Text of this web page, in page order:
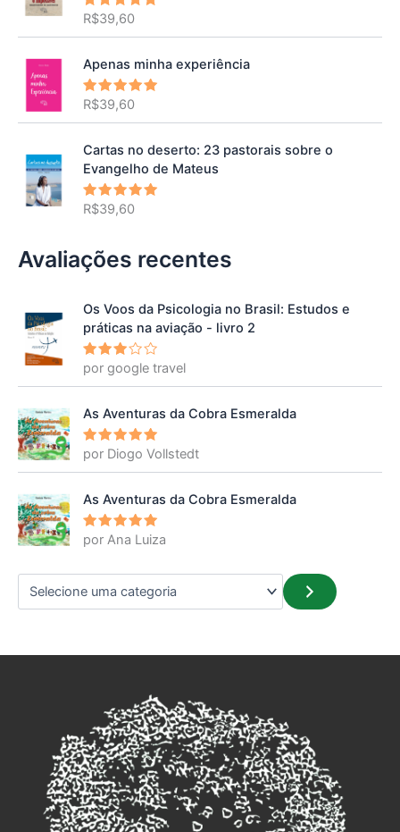
Avaliação
R$39,60
Apenas minha experiência
Avaliação
R$39,60
Cartas no deserto: 23 pastorais sobre o
Evangelho de Mateus
Avaliação
R$39,60
Avaliações recentes
Os Voos da Psicologia no Brasil: Estudos e
práticas na aviação - livro 2
Avalia
ção3
por google travel
As Aventuras da Cobra Esmeralda
Avaliação
5
por Diogo Vollstedt
As Aventuras da Cobra Esmeralda
Avaliação
5
por Ana Luiza